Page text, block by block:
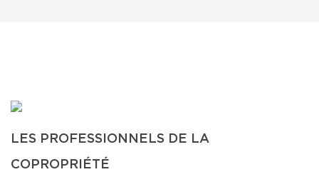
LES PROFESSIONNELS DE LA
COPROPRIÉTÉ